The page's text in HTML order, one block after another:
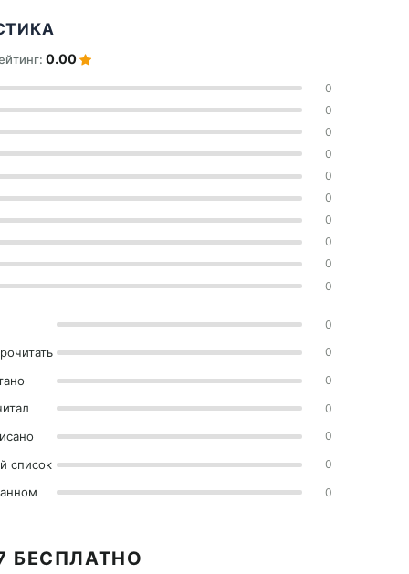
0.00
0
0
0
0
0
0
0
0
0
0
0
0
0
0
0
список 0
0
БЕСПЛАТНО